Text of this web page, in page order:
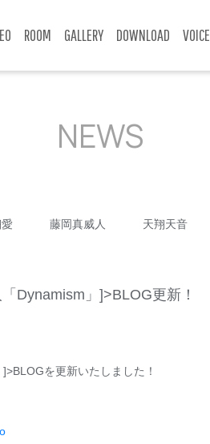
ROOM GALLERY DOWNLOAD VOICE
NEWS
藤岡真威人 天翔天音
Dynamism」]>BLOG更新！
を更新いたしました！